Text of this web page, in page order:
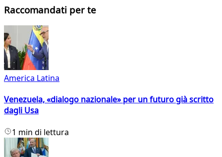
Raccomandati per te
America Latina
Venezuela, «dialogo nazionale» per un futuro già scritto
dagli Usa
1 min di lettura